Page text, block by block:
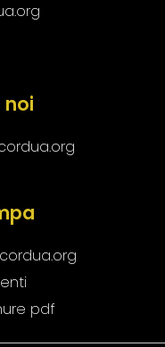
noi
pdf